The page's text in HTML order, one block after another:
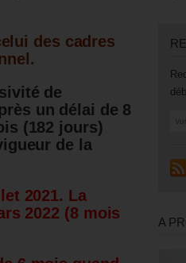
des cadres
de
un délai de 8
(182 jours)
de la
2021. La
2022 (8 mois
A